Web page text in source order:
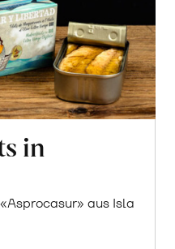
in
aus Isla